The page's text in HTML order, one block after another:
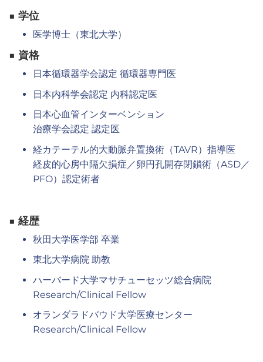
■ 学位
医学博士（東北大学）
■ 資格
日本循環器学会認定 循環器専門医
日本内科学会認定 内科認定医
日本心血管インターベンション
治療学会認定 認定医
経カテーテル的大動脈弁置換術（TAVR）指導医
経皮的心房中隔欠損症／卵円孔開存閉鎖術（ASD／
PFO）認定術者
■ 経歴
秋田大学医学部 卒業
東北大学病院 助教
ハーバード大学マサチューセッツ総合病院
Research/Clinical Fellow
オランダラドバウド大学医療センター
Research/Clinical Fellow